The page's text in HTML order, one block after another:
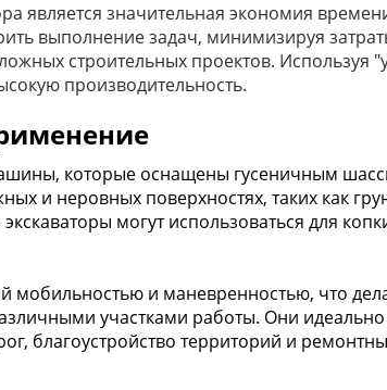
является значительная экономия
выполнение задач, минимизируя
строительных проектов. Используя
производительность.
которые оснащены гусеничным
и неровных поверхностях, таких как
могут использоваться для
мобильностью и маневренностью, что
участками работы. Они
благоустройство территорий и